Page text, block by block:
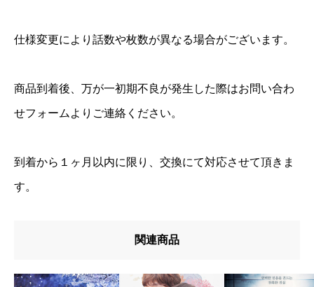
仕様変更により話数や枚数が異なる場合がございます。
商品到着後、万が一初期不良が発生した際はお問い合わ
せフォームよりご連絡ください。
到着から１ヶ月以内に限り、交換にて対応させて頂きま
す。
関連商品